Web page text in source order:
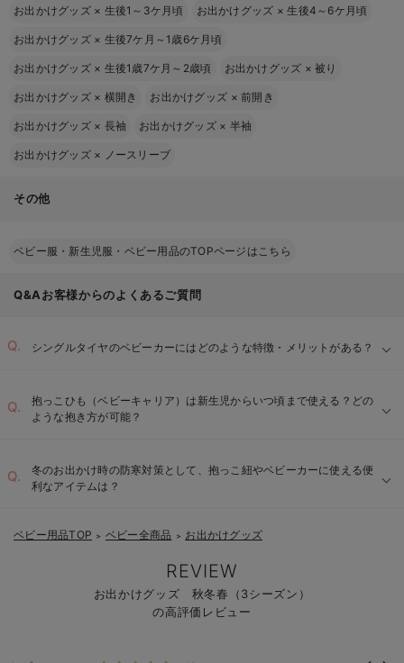
お出かけグッズ × 生後1～3ケ月頃 お出かけグッズ ×生後4～6ケ月頃
お出かけグッズ × 生後7ケ月～1歳6ケ月頃
お出かけグッズ × 生後1歳7ケ月～2歳頃 お出かけグッズ ×被り
お出かけグッズ × 横開き お出かけグッズ ×前開き
お出かけグッズ × 長袖 お出かけグッズ × 半袖
お出かけグッズ × ノースリーブ
その他
ベビー服・新生児服・ベビー用品のTOPページはこちら
Q&Aお客様からのよくあるご質問
シングルタイヤのベビーカーにはどのような特徴・メリットがある？
抱っこひも（ベビーキャリア）は新生児からいつ頃まで使える？どの
ような抱き方が可能？
冬のお出かけ時の防寒対策として、抱っこ紐やベビーカーに使える便
利なアイテムは？
ベビー用品TOP ＞ ベビー全商品 ＞ お出かけグッズ
REVIEW
お出かけグッズ 秋冬春（3シーズン）
の高評価レビュー